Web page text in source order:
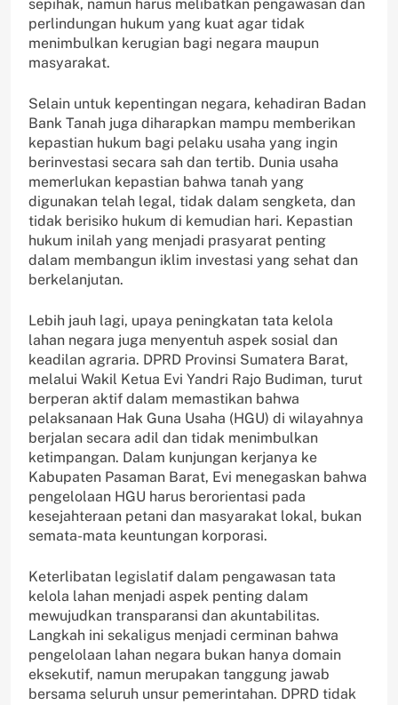
sepihak, namun harus melibatkan pengawasan dan
perlindungan hukum yang kuat agar tidak
menimbulkan kerugian bagi negara maupun
masyarakat.
Selain untuk kepentingan negara, kehadiran Badan
Bank Tanah juga diharapkan mampu memberikan
kepastian hukum bagi pelaku usaha yang ingin
berinvestasi secara sah dan tertib. Dunia usaha
memerlukan kepastian bahwa tanah yang
digunakan telah legal, tidak dalam sengketa, dan
tidak berisiko hukum di kemudian hari. Kepastian
hukum inilah yang menjadi prasyarat penting
dalam membangun iklim investasi yang sehat dan
berkelanjutan.
Lebih jauh lagi, upaya peningkatan tata kelola
lahan negara juga menyentuh aspek sosial dan
keadilan agraria. DPRD Provinsi Sumatera Barat,
melalui Wakil Ketua Evi Yandri Rajo Budiman, turut
berperan aktif dalam memastikan bahwa
pelaksanaan Hak Guna Usaha (HGU) di wilayahnya
berjalan secara adil dan tidak menimbulkan
ketimpangan. Dalam kunjungan kerjanya ke
Kabupaten Pasaman Barat, Evi menegaskan bahwa
pengelolaan HGU harus berorientasi pada
kesejahteraan petani dan masyarakat lokal, bukan
semata-mata keuntungan korporasi.
Keterlibatan legislatif dalam pengawasan tata
kelola lahan menjadi aspek penting dalam
mewujudkan transparansi dan akuntabilitas.
Langkah ini sekaligus menjadi cerminan bahwa
pengelolaan lahan negara bukan hanya domain
eksekutif, namun merupakan tanggung jawab
bersama seluruh unsur pemerintahan. DPRD tidak